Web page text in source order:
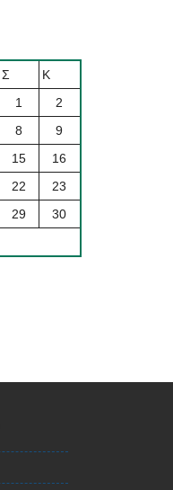
Σ
Κ
1
2
8
9
15
16
22
23
29
30